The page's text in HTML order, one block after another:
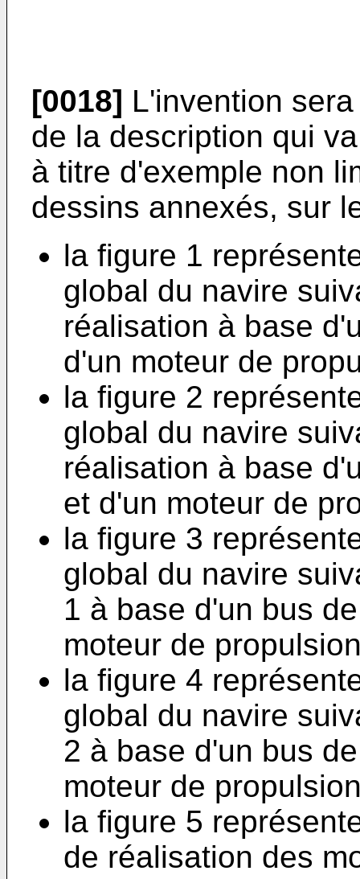
[0018] L'invention
de la description qui
à titre d'exemple non
dessins annexés, sur
la figure 1
global du navire
réalisation à base
d'un moteur de
la figure 2
global du navire
réalisation à base
et d'un moteur de
la figure 3
global du navire
1 à base d'un bus
moteur de
la figure 4
global du navire
2 à base d'un bus
moteur de
la figure 5
de réalisation des